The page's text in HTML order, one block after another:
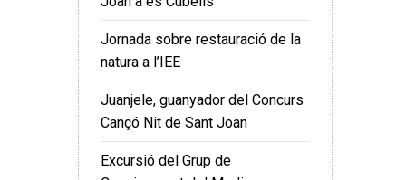
Jornada sobre restauració de la
natura a l’IEE
Juanjele, guanyador del Concurs
Cançó Nit de Sant Joan
Excursió del Grup de